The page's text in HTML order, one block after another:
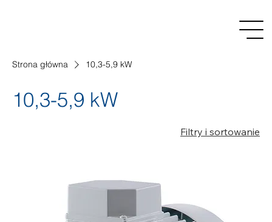
Strona główna 10,3-5,9 kW
10,3-5,9 kW
Filtry i sortowanie